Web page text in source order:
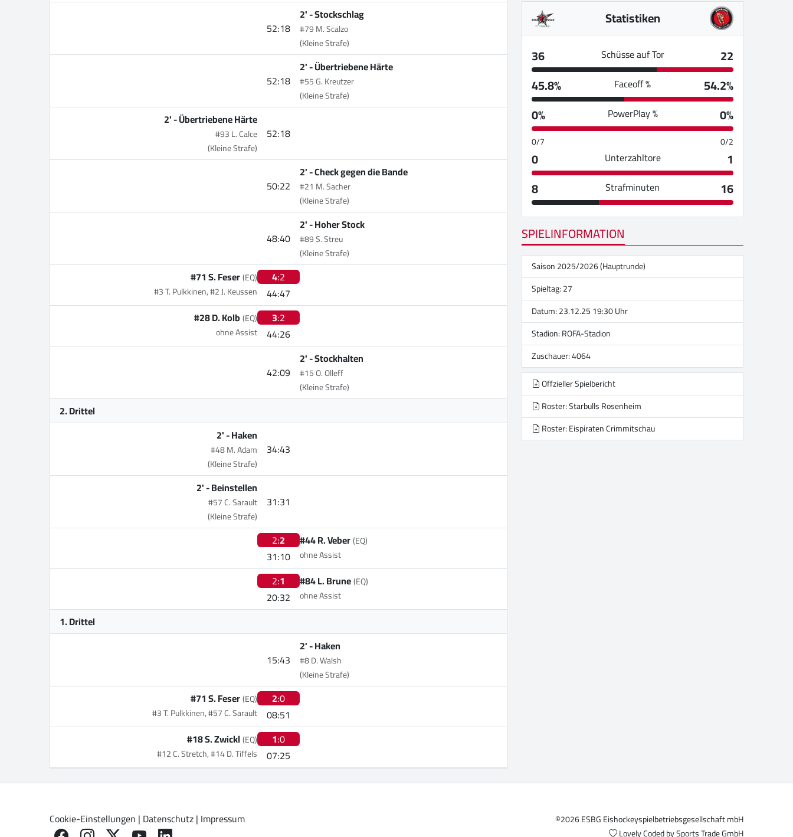
52:18
2' -Stockschlag
#79 M. Scalzo
(Kleine Strafe)
52:18
2' -Übertriebene Härte
#55 G. Kreutzer
(Kleine Strafe)
52:18
2' -Übertriebene Härte
#93 L. Calce
(Kleine Strafe)
50:22
2' -Check gegen die Bande
#21 M. Sacher
(Kleine Strafe)
48:40
2' -Hoher Stock
#89 S. Streu
(Kleine Strafe)
4:2
44:47
#71 S. Feser(EQ)
#3 T. Pulkkinen, #2 J. Keussen
3:2
44:26
#28 D. Kolb(EQ)
ohne Assist
42:09
2' -Stockhalten
#15 O. Olleff
(Kleine Strafe)
2. Drittel
34:43
2' -Haken
#48 M. Adam
(Kleine Strafe)
31:31
2' -Beinstellen
#57 C. Sarault
(Kleine Strafe)
2:2
31:10
#44 R. Veber(EQ)
ohne Assist
2:1
20:32
#84 L. Brune(EQ)
ohne Assist
1. Drittel
15:43
2' -Haken
#8 D. Walsh
(Kleine Strafe)
2:0
08:51
#71 S. Feser(EQ)
#3 T. Pulkkinen, #57 C. Sarault
1:0
07:25
#18 S. Zwickl(EQ)
#12 C. Stretch, #14 D. Tiffels
Statistiken
36
Schüsse auf Tor
22
45.8%
Faceoff %
54.2%
0%
PowerPlay % 0%
0/7 0/2
0 Unterzahltore
1
8
Strafminuten 16
SPIELINFORMATION
Saison 2025/2026 (Hauptrunde)
Spieltag: 27
Datum: 23.12.25 19:30 Uhr
Stadion:ROFA-Stadion
Zuschauer: 4064
Offzieller Spielbericht
Roster: Starbulls Rosenheim
Roster: Eispiraten Crimmitschau
Cookie-Einstellungen | Datenschutz| Impressum
©2026 ESBG Eishockeyspielbetriebsgesellschaft mbH
Lovely Coded bySports Trade GmbH